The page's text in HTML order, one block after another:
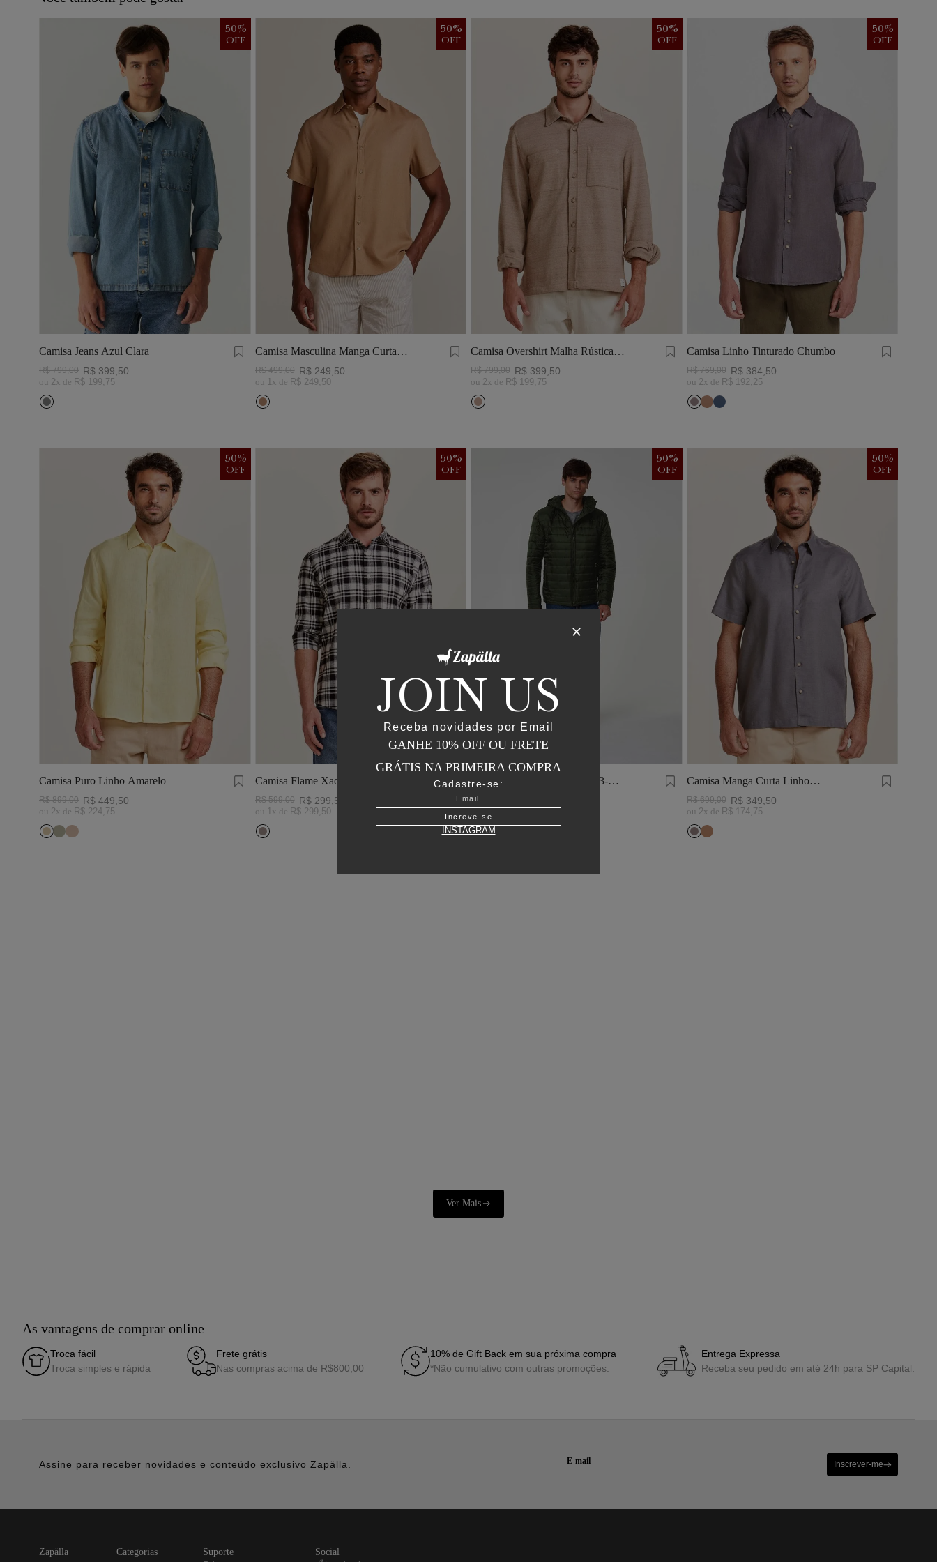
Camisa Jeans Azul Clara
50%
OFF
R$ 799,00 R$ 399 50
ou 2x de R$ 199 75
Camisa Masculina Manga Curta
Visco Linho
50%
OFF
R$ 499,00 R$ 249 50
ou 1 x de R$ 249 50
Camisa Overshirt Malha Rústica
Khaki
50%
OFF
R$ 799,00 R$ 399 50
ou 2x de R$ 199 75
Camisa Linho Tinturado Chumbo
50%
OFF
R$ 769,00 R$ 384 50
ou 2x de R$ 192 25
Camisa Puro Linho Amarelo
50%
OFF
R$ 899,00 R$ 449 50
ou 2x de R$ 224 75
Camisa Flame Xadrez - I23-
50%
OFF
R$ 599,00 R$ 299 50
ou x de R$ 299 50
Jaqueta Matelasse Capuz - I23-
Verde Oliva
50%
OFF
R$
ou6x deR$ 241,25
Camisa Manga Curta Linho
50%
OFF
R$ 699,00 R$ 349 50
ou 2x de R$ 174, 75
As vantagens de comprar online
Troca fácil
Troca simples e rápida
Frete grátis
Nas compras acima de R$800,00
10% de Gift Back em sua próxima compra
*Não cumulativo com outras promoções.
Entrega Expressa
Receba seu pedido em até 24h para SP Capital.
Assine para receber novidades e conteúdo exclusivo Zapälla. Inscrever-me
zapälla categorias suporte social
JOIN US
Receba novidades por Email
GANHE 10% OFF OU FRETE
GRÁTIS NA PRIMEIRA COMPRA
Cadastre-se:
Increve-se
INSTAGRAM